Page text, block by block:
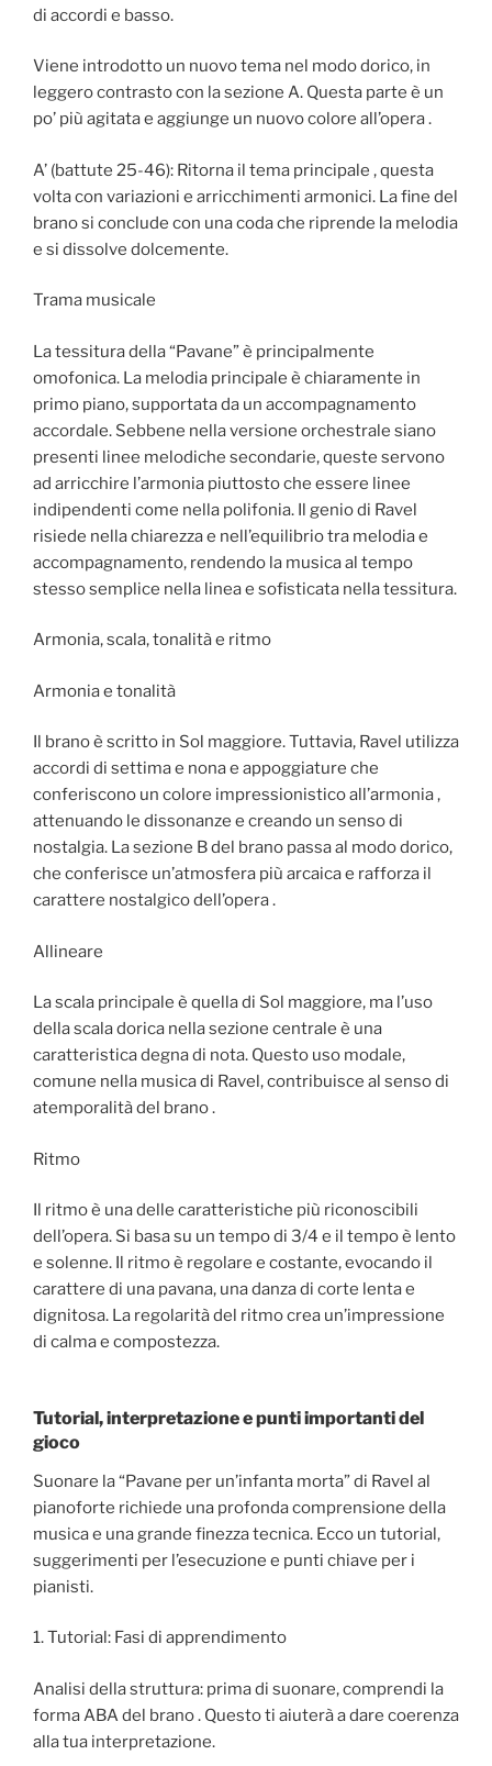
di accordi e basso.
Viene introdotto un nuovo tema nel modo dorico, in
leggero contrasto con la sezione A. Questa parte è un
po’ più agitata e aggiunge un nuovo colore all’opera .
A’ (battute 25-46): Ritorna il tema principale , questa
volta con variazioni e arricchimenti armonici. La fine del
brano si conclude con una coda che riprende la melodia
e si dissolve dolcemente.
Trama musicale
La tessitura della “Pavane” è principalmente
omofonica. La melodia principale è chiaramente in
primo piano, supportata da un accompagnamento
accordale. Sebbene nella versione orchestrale siano
presenti linee melodiche secondarie, queste servono
ad arricchire l’armonia piuttosto che essere linee
indipendenti come nella polifonia. Il genio di Ravel
risiede nella chiarezza e nell’equilibrio tra melodia e
accompagnamento, rendendo la musica al tempo
stesso semplice nella linea e sofisticata nella tessitura.
Armonia, scala, tonalità e ritmo
Armonia e tonalità
Il brano è scritto in Sol maggiore. Tuttavia, Ravel utilizza
accordi di settima e nona e appoggiature che
conferiscono un colore impressionistico all’armonia ,
attenuando le dissonanze e creando un senso di
nostalgia. La sezione B del brano passa al modo dorico,
che conferisce un’atmosfera più arcaica e rafforza il
carattere nostalgico dell’opera .
Allineare
La scala principale è quella di Sol maggiore, ma l’uso
della scala dorica nella sezione centrale è una
caratteristica degna di nota. Questo uso modale,
comune nella musica di Ravel, contribuisce al senso di
atemporalità del brano .
Ritmo
Il ritmo è una delle caratteristiche più riconoscibili
dell’opera. Si basa su un tempo di 3/4 e il tempo è lento
e solenne. Il ritmo è regolare e costante, evocando il
carattere di una pavana, una danza di corte lenta e
dignitosa. La regolarità del ritmo crea un’impressione
di calma e compostezza.
Tutorial, interpretazione e punti importanti del
gioco
Suonare la “Pavane per un’infanta morta” di Ravel al
pianoforte richiede una profonda comprensione della
musica e una grande finezza tecnica. Ecco un tutorial,
suggerimenti per l’esecuzione e punti chiave per i
pianisti.
1. Tutorial: Fasi di apprendimento
Analisi della struttura: prima di suonare, comprendi la
forma ABA del brano . Questo ti aiuterà a dare coerenza
alla tua interpretazione.